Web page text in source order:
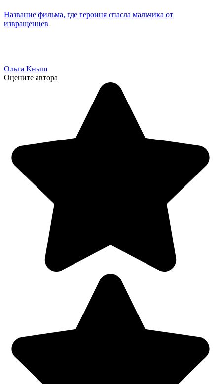
Название фильма, где героиня спасла мальчика от
извращенцев
Ольга Кныш
Оцените автора